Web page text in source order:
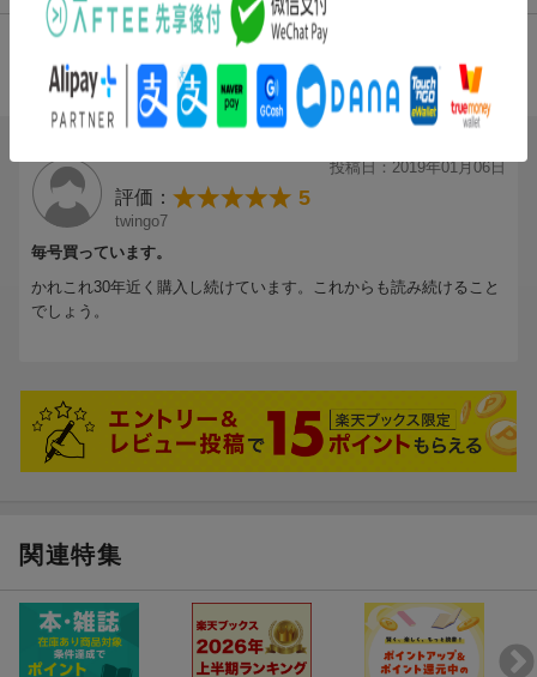
総合評価：
条件に満たないため、評価は表示できません。
投稿日：2019年01月06日
評価： 5
twingo7
毎号買っています。
かれこれ30年近く購入し続けています。これからも読み続けること
でしょう。
関連特集